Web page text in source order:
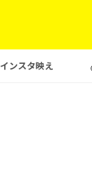
インスタ映え